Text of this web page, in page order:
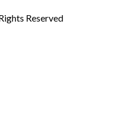
Reserved